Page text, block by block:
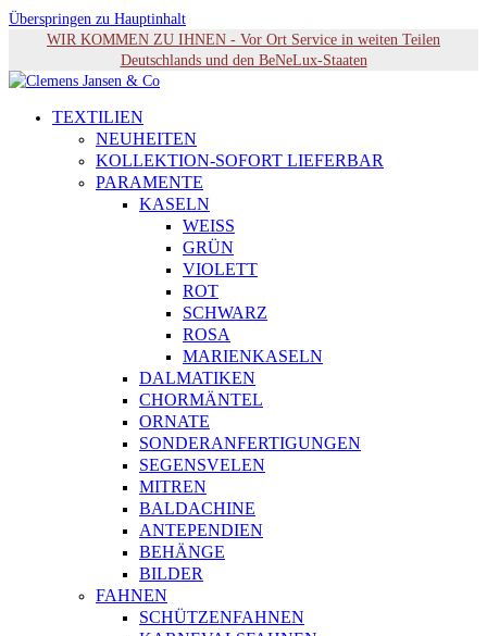
Überspringen zu Hauptinhalt
WIR KOMMEN ZU IHNEN - Vor Ort Service in weiten Teilen
Deutschlands und den BeNeLux-Staaten
TEXTILIEN
NEUHEITEN
KOLLEKTION-SOFORT LIEFERBAR
PARAMENTE
KASELN
WEISS
GRÜN
VIOLETT
ROT
SCHWARZ
ROSA
MARIENKASELN
DALMATIKEN
CHORMÄNTEL
ORNATE
SONDERANFERTIGUNGEN
SEGENSVELEN
MITREN
BALDACHINE
ANTEPENDIEN
BEHÄNGE
BILDER
FAHNEN
SCHÜTZENFAHNEN